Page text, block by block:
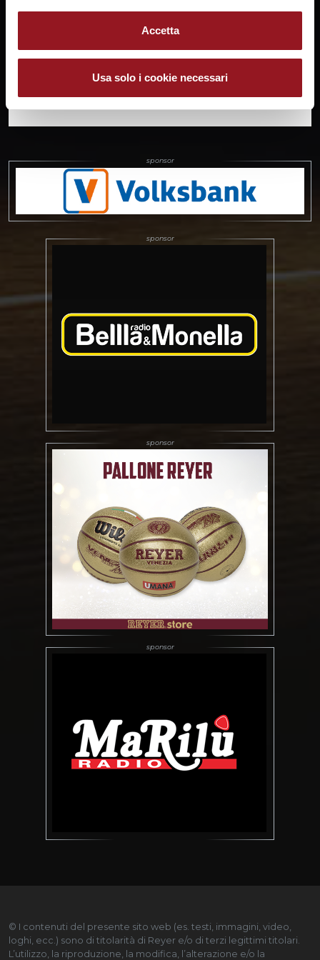
Accetta
Usa solo i cookie necessari
regular season nel Girone
dall’ottima striscia di sette
altrettante gare ufficiali, e
dopo la convincente
prestazione contro il
Movistar Estudiantes
ad affrontare un'altra
formazione iberica, che
annovera diversi volti noti
squadra allenata dalla ex
Montañana (129 presenze
due vittorie…
SHARE:
© I contenuti del presente sito web (es. testi, immagini, video,
loghi, ecc.) sono di titolarità di Reyer e/o di terzi legittimi titolari.
L’utilizzo, la riproduzione, la modifica, l’alterazione e/o la